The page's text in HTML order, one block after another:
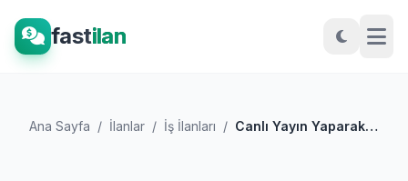
fastilan
Ana Sayfa / İlanlar / İş İlanları / Canlı Yayın Yaparak Para Kazandıran Uygu...